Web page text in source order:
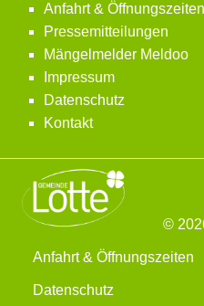
Anfahrt & Öffnungszeiten
Pressemitteilungen
Mängelmelder Meldoo
Impressum
Datenschutz
Kontakt
©
Anfahrt & Öffnungszeiten
Datenschutz